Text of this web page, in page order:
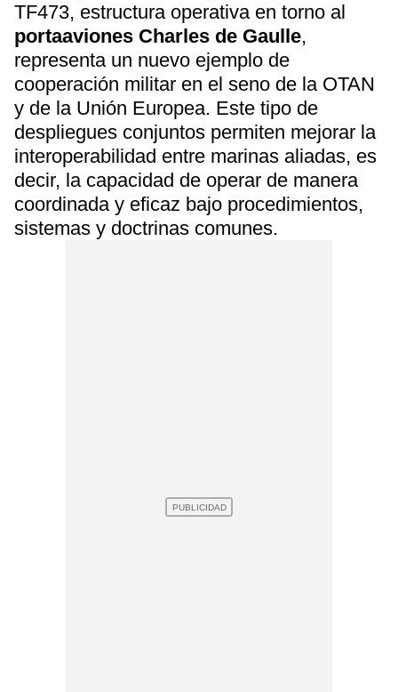
TF473, estructura operativa en torno al
portaaviones Charles de Gaulle,
representa un nuevo ejemplo de
cooperación militar en el seno de la OTAN
y de la Unión Europea. Este tipo de
despliegues conjuntos permiten mejorar la
interoperabilidad entre marinas aliadas, es
decir, la capacidad de operar de manera
coordinada y eficaz bajo procedimientos,
sistemas y doctrinas comunes.